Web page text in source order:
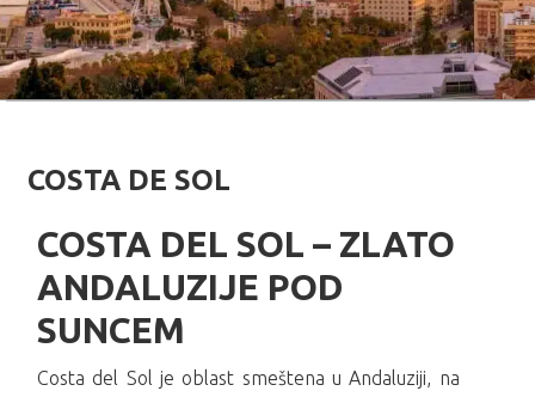
Malaga je živahni mediteranski grad na obali Koste del Sol u južnoj
prosečnom godišnjom...
Kompletna ponuda
COSTA DE SOL
COSTA DEL SOL – ZLATO
ANDALUZIJE POD
SUNCEM
Costa del Sol je oblast smeštena u Andaluziji, na